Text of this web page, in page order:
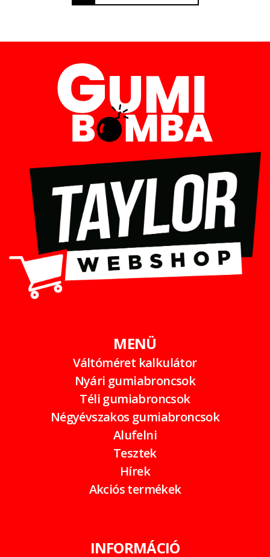
MENÜ
Váltóméret kalkulátor
Nyári gumiabroncsok
Téli gumiabroncsok
Négyévszakos gumiabroncsok
Alufelni
Tesztek
Hírek
Akciós termékek
INFORMÁCIÓ